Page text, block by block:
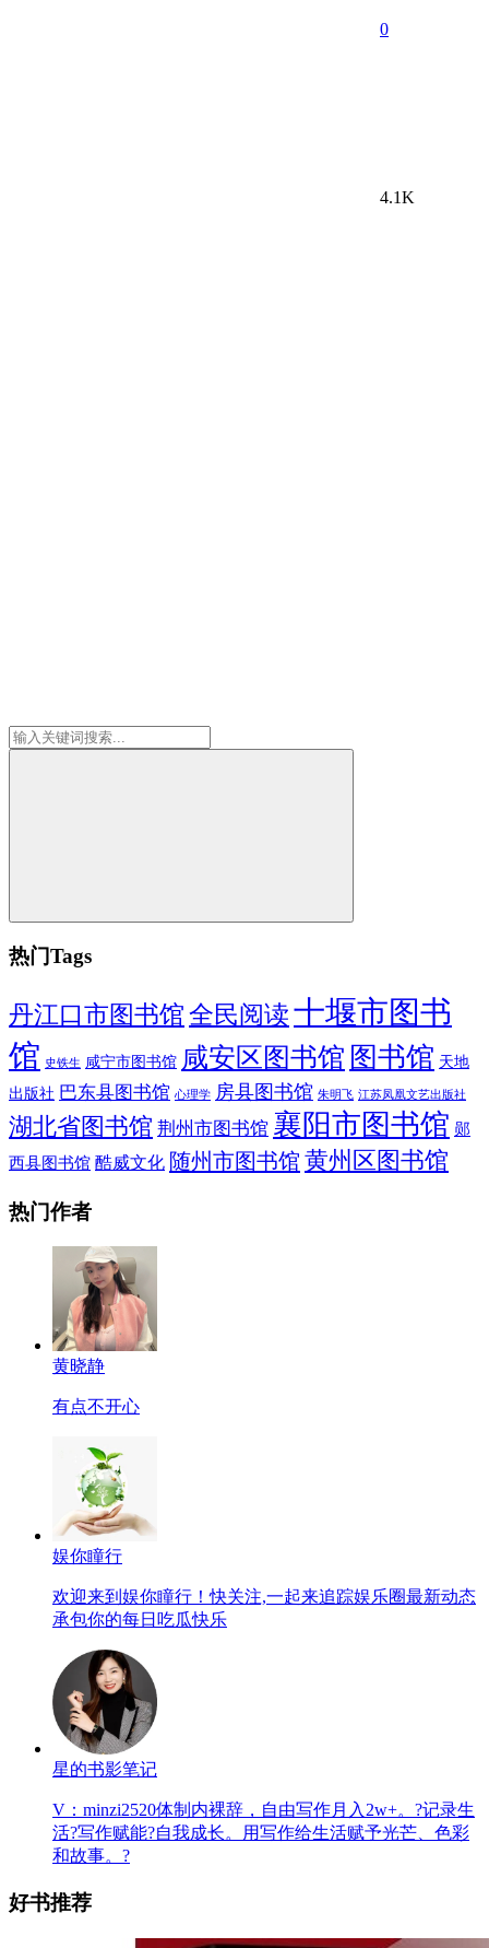
0
4.1K
热门Tags
丹江口市图书馆 全民阅读十堰市图书
馆 史铁生 咸宁市图书馆 咸安区图书馆 图书馆 天地
出版社 巴东县图书馆 心理学 房县图书馆 朱明飞 江苏凤凰文艺出版社
湖北省图书馆 荆州市图书馆 襄阳市图书馆 郧
西县图书馆 酷威文化 随州市图书馆 黄州区图书馆
热门作者
黄晓静
有点不开心
娱你瞳行
欢迎来到娱你瞳行！快关注,一起来追踪娱乐圈最新动态
承包你的每日吃瓜快乐
星的书影笔记
V：minzi2520体制内裸辞，自由写作月入2w+。?记录生
活?写作赋能?自我成长。用写作给生活赋予光芒、色彩
和故事。?
好书推荐